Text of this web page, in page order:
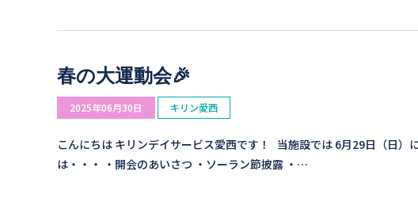
春の大運動会🎉
2025年06月30日 キリン愛西
こんにちは キリンデイサービス愛西です！ 当施設では 6月29日（日
は・・・ ・開会のあいさつ ・ソーラン節披露 ・…